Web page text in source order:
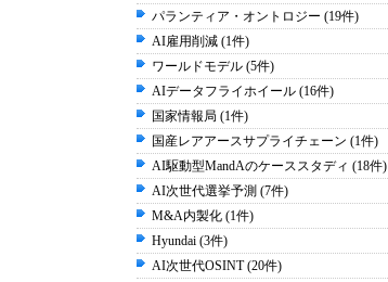
パランティア・オントロジー (19件)
AI雇用削減 (1件)
ワールドモデル (5件)
AIデータフライホイール (16件)
国家情報局 (1件)
国産レアアースサプライチェーン (1件)
AI駆動型MandAのケーススタディ (18件)
AI次世代選挙予測 (7件)
M&A内製化 (1件)
Hyundai (3件)
AI次世代OSINT (20件)